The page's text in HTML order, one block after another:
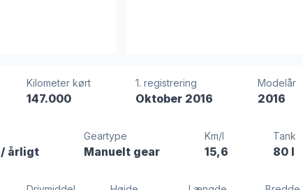
Kilometer kørt
147.000
1. registrering
Oktober 2016
Modelår
2016
/ årligt
Geartype
Manuelt gear
Km/l
15,6
Tank
80 l